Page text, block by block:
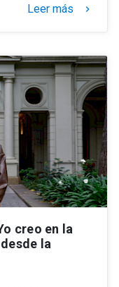
Leer más keyboard_arrow_right
creo en la
la